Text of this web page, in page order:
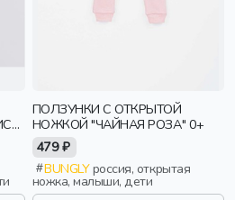
ПОЛЗУНКИ С ОТКРЫТОЙ
НОЖКОЙ "ЧАЙНАЯ РОЗА" 0+
479 ₽
BUNGLYроссия, открытая
ножка, малыши, дети